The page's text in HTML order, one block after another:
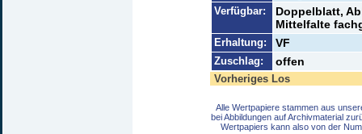
Verfügbar:
Doppelblatt,
Mittelfalte
Erhaltung: VF
Zuschlag: offen
Vorheriges Los
Alle Wertpapiere stammen aus
bei Abbildungen auf Archivmaterial
Wertpapiers kann also von der